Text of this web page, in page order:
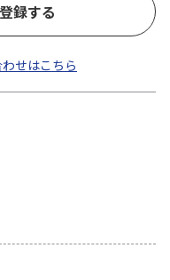
録する
せはこちら